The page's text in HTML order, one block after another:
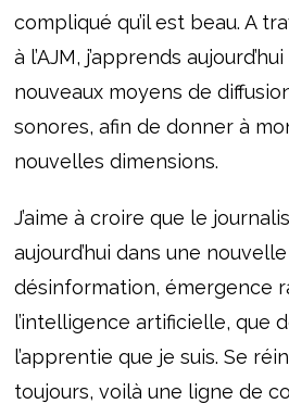
compliqué qu’il est beau. A
à l’AJM, j’apprends
nouveaux moyens de
sonores, afin de donner à
nouvelles dimensions.
J’aime à croire que le
aujourd’hui dans une
désinformation, émergence
l’intelligence artificielle, que
l’apprentie que je suis. Se
toujours, voilà une ligne de